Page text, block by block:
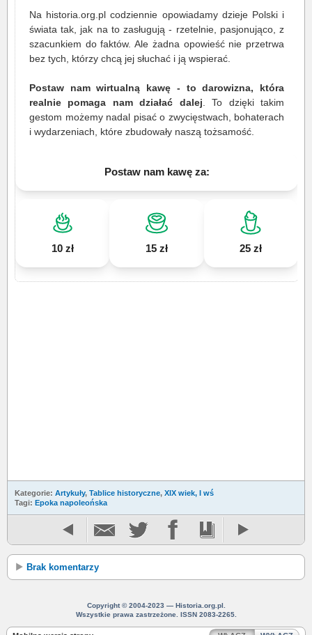
Na historia.org.pl codziennie opowiadamy dzieje Polski i
świata tak, jak na to zasługują - rzetelnie, pasjonująco, z
szacunkiem do faktów. Ale żadna opowieść nie przetrwa
bez tych, którzy chcą jej słuchać i ją wspierać.
Postaw nam wirtualną kawę - to darowizna, która
realnie pomaga nam działać dalej . To dzięki takim
gestom możemy nadal pisać o zwycięstwach, bohaterach
i wydarzeniach, które zbudowały naszą tożsamość.
Postaw nam kawę za:
10 zł 15 zł 25 zł
Kategorie: Artykuły, Tablice historyczne, XIX wiek, I wś
Tagi: Epoka napoleońska
Brak komentarzy
Copyright © 2004-2023 — Historia.org.pl.
Wszystkie prawa zastrzeżone. ISSN 2083-2265.